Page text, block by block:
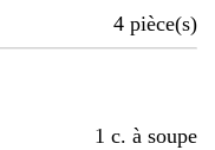
4 pièce(s)
1 c. à soupe